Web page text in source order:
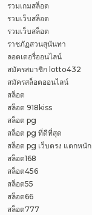
รวมเกมสล็อต
รวมเว็บสล็อต
รวมเว็บสล็อต
ราชภัฏสวนสุนันทา
ลอตเตอรี่ออนไลน์
สมัครสมาชิก lotto432
สมัครสล็อตออนไลน์
สล็อต
สล็อต 918kiss
สล็อต pg
สล็อต pg ที่ดีที่สุด
สล็อต pg เว็บตรง แตกหนัก
สล็อต168
สล็อต456
สล็อต55
สล็อต66
สล็อต777